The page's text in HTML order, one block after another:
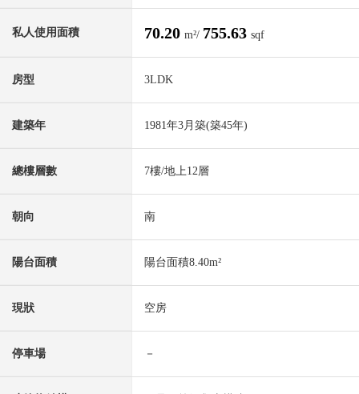
私人使用面積 70.20 m²/ 755.63 sqf
房型 3LDK
建築年 1981年3月築(築45年)
總樓層數 7樓/地上12層
朝向 南
陽台面積 陽台面積8.40m²
現狀 空房
停車場 －